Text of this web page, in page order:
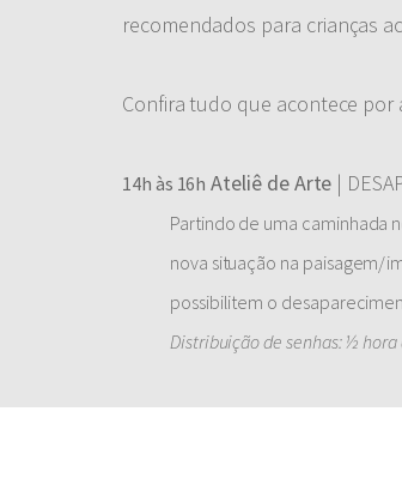
recomendados para crianças
Confira tudo que acontece por
14h às 16h Ateliê de Arte |
Partindo de uma caminhada
nova situação na paisagem/
possibilitem o
Distribuição de senhas: ½ hora